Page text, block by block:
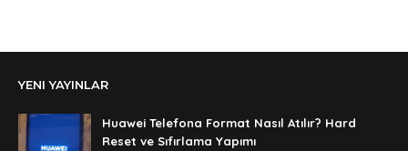
şifre ?
Anonymous
şifre ögrenebilirmiyim
YENI YAYINLAR
Huawei Telefona Format Nasıl Atılır? Hard
Reset ve Sıfırlama Yapımı